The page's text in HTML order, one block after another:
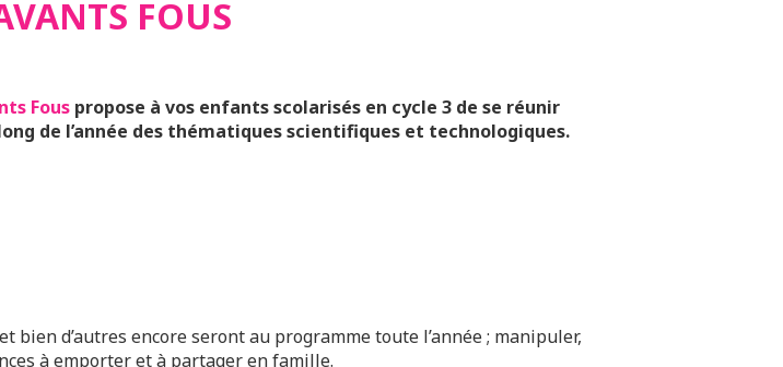
FOUS
Fous propose à vos enfants scolarisés en cycle 3 de se réunir
de l’année des thématiques scientifiques et technologiques.
d’autres encore seront au programme toute l’année ; manipuler,
à emporter et à partager en famille.